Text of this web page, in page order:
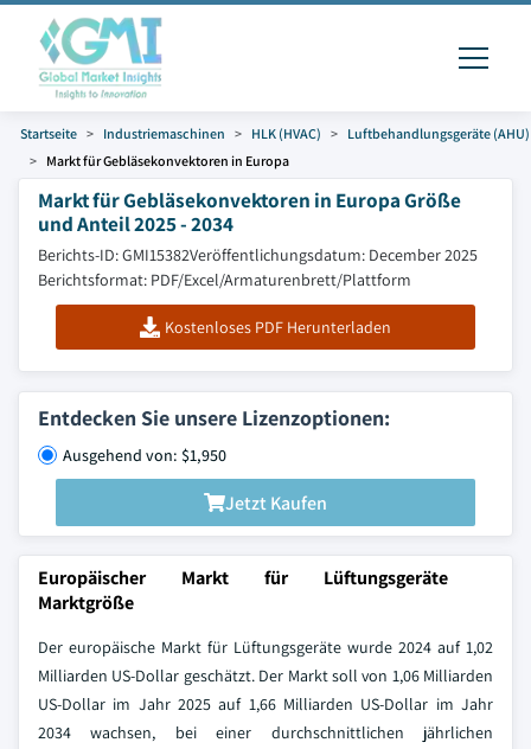
Startseite Industriemaschinen HLK (HVAC)
Luftbehandlungsgeräte (AHU)
Markt für Gebläsekonvektoren in Europa
Markt für Gebläsekonvektoren in Europa Größe
und Anteil 2025 - 2034
Berichts-ID: GMI15382Veröffentlichungsdatum: December 2025
Berichtsformat: PDF/Excel/Armaturenbrett/Plattform
Kostenloses PDF Herunterladen
Entdecken Sie unsere Lizenzoptionen:
Ausgehend von: $1,950
Jetzt Kaufen
Europäischer Markt für Lüftungsgeräte
Marktgröße
Der europäische Markt für Lüftungsgeräte wurde 2024 auf 1,02
Milliarden US-Dollar geschätzt. Der Markt soll von 1,06 Milliarden
US-Dollar im Jahr 2025 auf 1,66 Milliarden US-Dollar im Jahr
2034 wachsen, bei einer durchschnittlichen jährlichen